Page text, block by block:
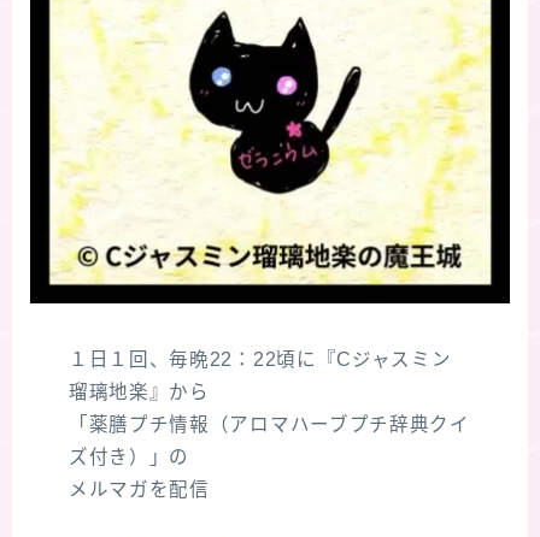
１日１回、毎晩22：22頃に『Cジャスミン
瑠璃地楽』から
「薬膳プチ情報（アロマハーブプチ辞典クイ
ズ付き）」の
メルマガを配信